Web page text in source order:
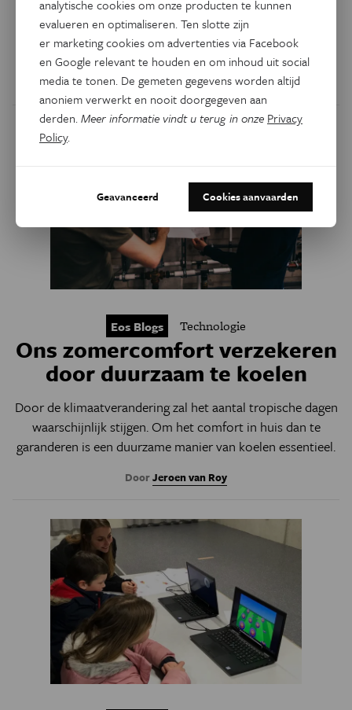
veel alternatieven, maar die kunnen vaak nog niet gebruikt
worden. Gelukkig kunnen slimme computerprogramma’s
ons helpen.
DoorIlah Joos
Eos Blogs Technologie
Ons zomercomfort verzekeren
door duurzaam te koelen
Door de klimaatverandering zal het aantal tropische dagen
waarschijnlijk stijgen. Om het comfort in huis dan te
garanderen is een duurzame manier van koelen essentieel.
DoorJeroen van Roy
analytische cookies om onze producten te kunnen
evalueren en optimaliseren. Ten slotte zijn
er marketing cookies om advertenties via Facebook
en Google relevant te houden en om inhoud uit social
media te tonen. De gemeten gegevens worden altijd
anoniem verwerkt en nooit doorgegeven aan
derden.Meer informatie vindt u terug in onze Privacy
Policy.
Geavanceerd Cookies aanvaarden